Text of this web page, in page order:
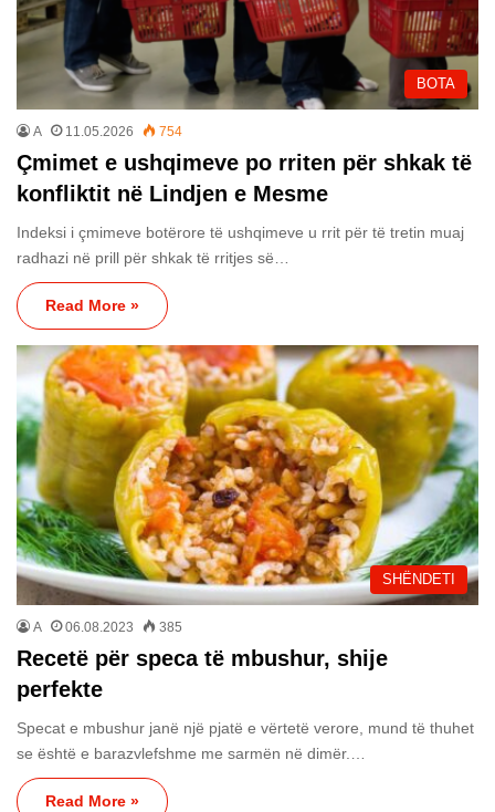
BOTA
A 11.05.2026 754
Çmimet e ushqimeve po rriten për shkak të
konfliktit në Lindjen e Mesme
Indeksi i çmimeve botërore të ushqimeve u rrit për të tretin muaj
radhazi në prill për shkak të rritjes së…
Read More »
SHËNDETI
A 06.08.2023 385
Recetë për speca të mbushur, shije
perfekte
Specat e mbushur janë një pjatë e vërtetë verore, mund të thuhet
se është e barazvlefshme me sarmën në dimër.…
Read More »